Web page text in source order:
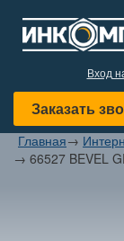
Вход
Заказать
Главная→
→ 66527 BEVEL